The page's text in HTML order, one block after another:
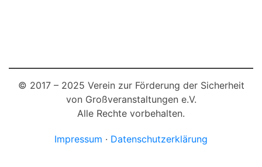
© 2017 – 2025 Verein zur Förderung der Sicherheit
von Großveranstaltungen e.V.
Alle Rechte vorbehalten.
Impressum · Datenschutzerklärung